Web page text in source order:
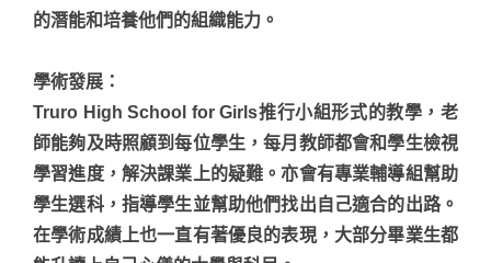
的潛能和培養他們的組織能力。
學術發展 ：
Truro High School for Girls推行小組形式的教學，老
師能夠及時照顧到每位學生，每月教師都會和學生檢視
學習進度，解決課業上的疑難。亦會有專業輔導組幫助
學生選科，指導學生並幫助他們找出自己適合的出路。
在學術成績上也一直有著優良的表現，大部分畢業生都